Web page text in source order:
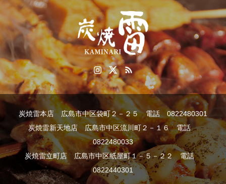
炭焼雷本店 広島市中区袋町２－２５ 電話 0822480301
炭焼雷新天地店 広島市中区流川町２－１６ 電話
0822480033
炭焼雷立町店 広島市中区紙屋町１－５－２２ 電話
0822440301